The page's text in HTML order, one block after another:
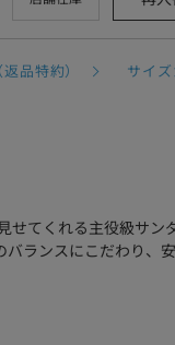
品特約）
サイ
てくれる主役級サン
ランスにこだわり、